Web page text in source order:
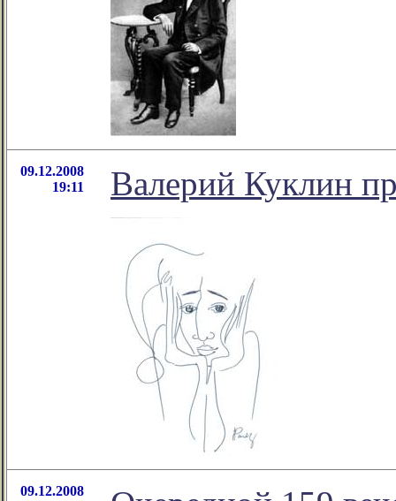
09.12.2008
19:11
Валерий Куклин
09.12.2008